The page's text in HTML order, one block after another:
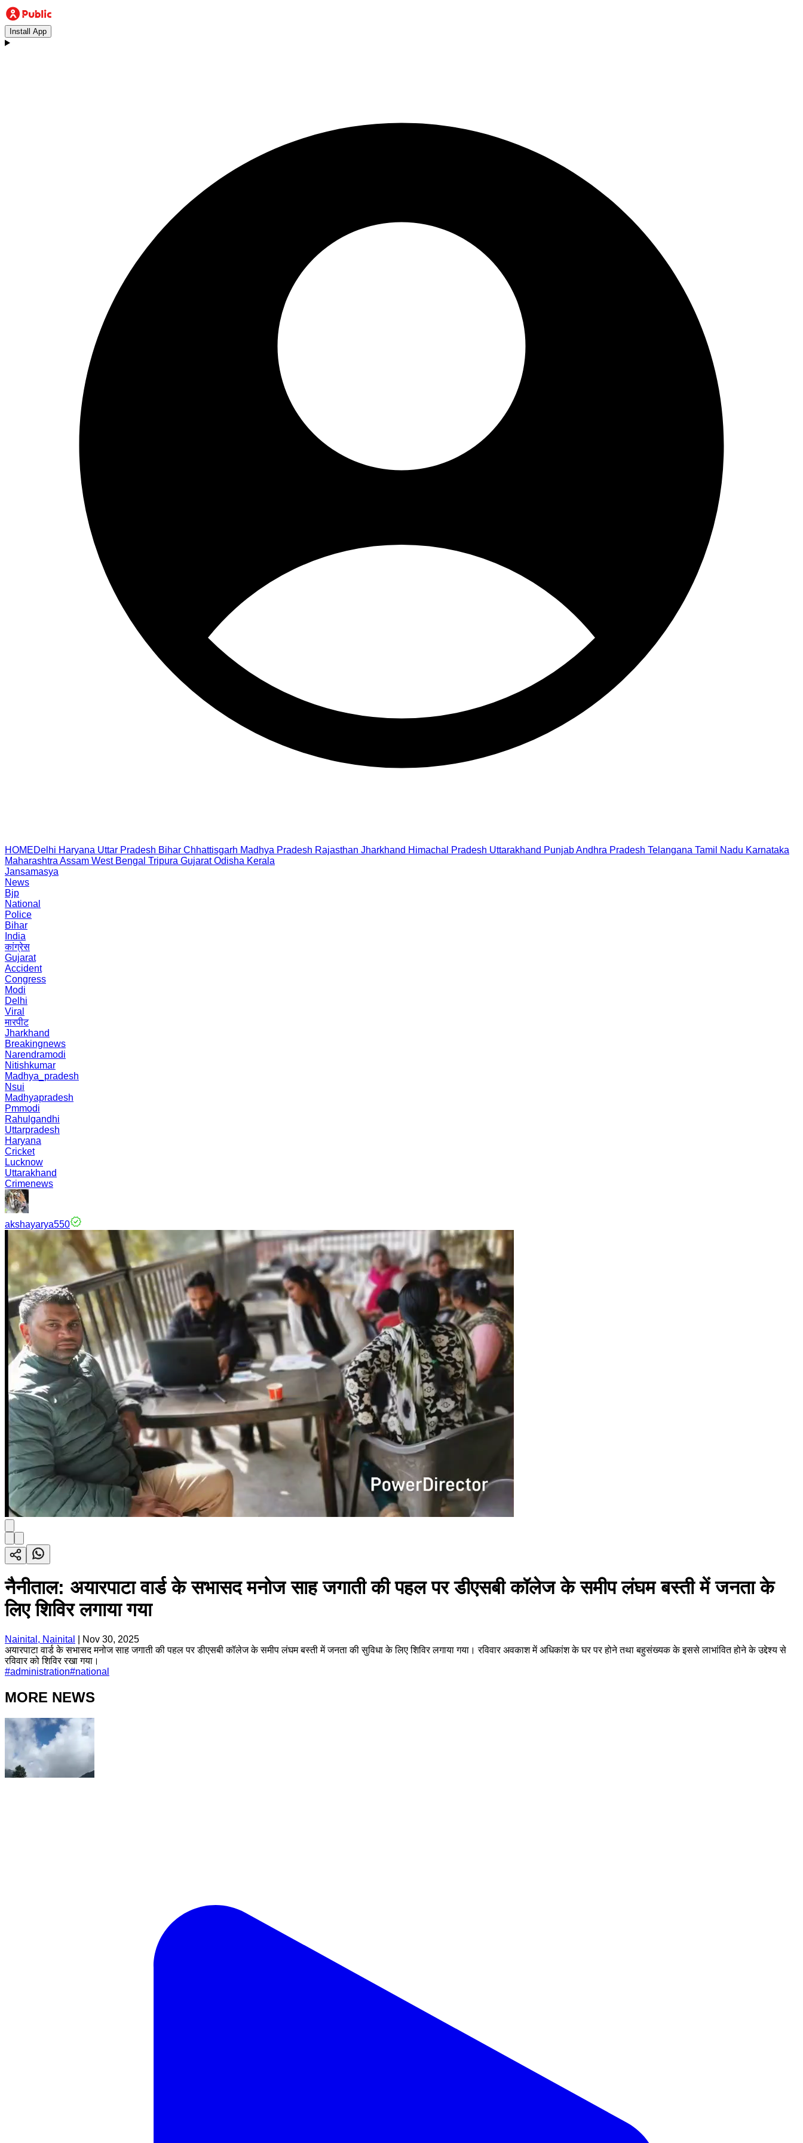
Install App
HOMEDelhi Haryana Uttar Pradesh Bihar Chhattisgarh Madhya Pradesh Rajasthan Jharkhand Himachal Pradesh Uttarakhand PunjabAndhra Pradesh Telangana Tamil Nadu Karnataka
Maharashtra Assam West Bengal Tripura Gujarat Odisha Kerala
Jansamasya
News
Bjp
National
Police
Bihar
India
कांग्रेस
Gujarat
Accident
Congress
Modi
Delhi
Viral
मारपीट
Jharkhand
Breakingnews
Narendramodi
Nitishkumar
Madhya_pradesh
Nsui
Madhyapradesh
Pmmodi
Rahulgandhi
Uttarpradesh
Haryana
Cricket
Lucknow
Uttarakhand
Crimenews
akshayarya550
नैनीताल: अयारपाटा वार्ड के सभासद मनोज साह जगाती की पहल पर डीएसबी कॉलेज के समीप लंघम बस्ती में जनता के
लिए शिविर लगाया गया
Nainital, Nainital
Nov 30, 2025
अयारपाटा वार्ड के सभासद मनोज साह जगाती की पहल पर डीएसबी कॉलेज के समीप लंघम बस्ती में जनता की सुविधा के लिए शिविर लगाया गया। रविवार अवकाश में अधिकांश के घर पर होने तथा बहुसंख्यक के इससे लाभांवित होने के उद्देश्य से
रविवार को शिविर रखा गया।
#administration#national
MORE NEWS